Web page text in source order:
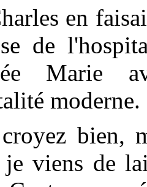
en
de
Marie
moderne.
bien,
viens de